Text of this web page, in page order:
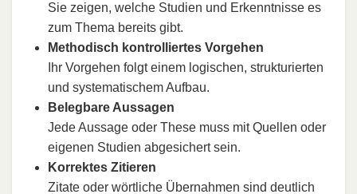
Sie zeigen, welche Studien und Erkenntnisse es
zum Thema bereits gibt.
Methodisch kontrolliertes Vorgehen
Ihr Vorgehen folgt einem logischen, strukturierten
und systematischem Aufbau.
Belegbare Aussagen
Jede Aussage oder These muss mit Quellen oder
eigenen Studien abgesichert sein.
Korrektes Zitieren
Zitate oder wörtliche Übernahmen sind deutlich